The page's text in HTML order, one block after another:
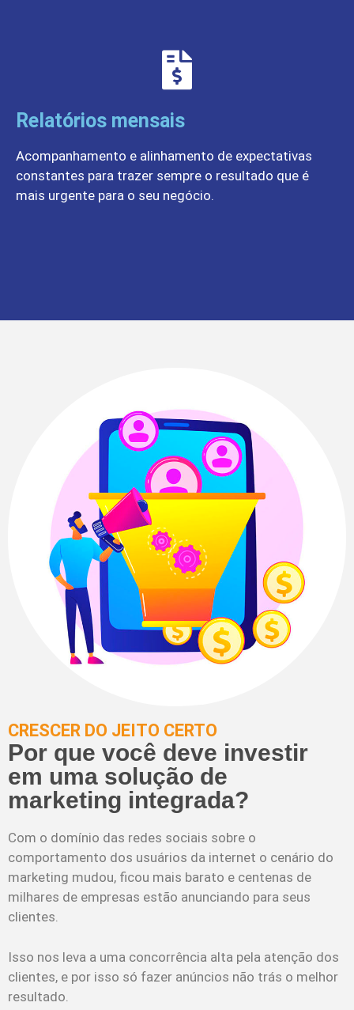
Relatórios mensais
Acompanhamento e alinhamento de expectativas
constantes para trazer sempre o resultado que é
mais urgente para o seu negócio.
CRESCER DO JEITO CERTO
Por que você deve investir
em uma solução de
marketing integrada?
Com o domínio das redes sociais sobre o
comportamento dos usuários da internet o cenário do
marketing mudou, ficou mais barato e centenas de
milhares de empresas estão anunciando para seus
clientes.
Isso nos leva a uma concorrência alta pela atenção dos
clientes, e por isso só fazer anúncios não trás o melhor
resultado.